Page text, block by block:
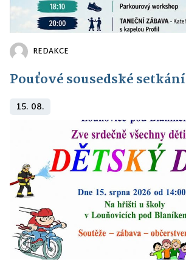
REDAKCE
Pouťové sousedské setkání
15. 08.